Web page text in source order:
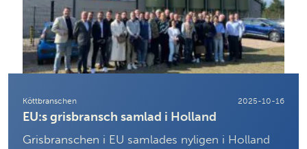
Köttbranschen 2025-10-16
EU:s grisbransch samlad i Holland
Grisbranschen i EU samlades nyligen i Holland